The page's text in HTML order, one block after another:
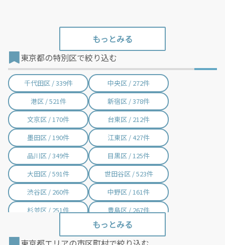
東京都の特別区で絞り込む
千代田区 / 339件
中央区 / 272件
港区 / 521件
新宿区 / 378件
文京区 / 170件
台東区 / 212件
墨田区 / 190件
江東区 / 427件
品川区 / 349件
目黒区 / 125件
大田区 / 591件
世田谷区 / 523件
渋谷区 / 260件
中野区 / 161件
杉並区 / 251件
豊島区 / 267件
荒川区 / 282件